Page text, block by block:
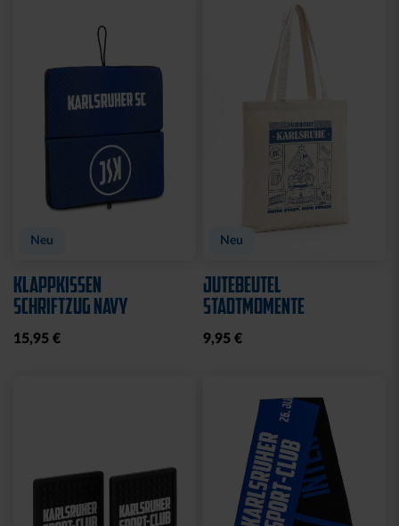
Neu
KLAPPKISSEN
SCHRIFTZUG NAVY
15,95 €
Neu
JUTEBEUTEL
STADTMOMENTE
9,95 €